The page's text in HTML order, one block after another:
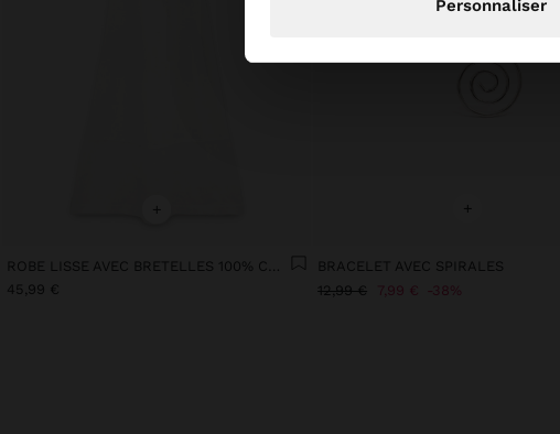
Personnaliser
+
45,99 €
+
BRACELET AVEC SPIRALES
12,99 € 7,99 € 38%